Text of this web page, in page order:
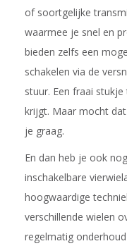
of soortgelijke
waarmee je snel en
bieden zelfs een
schakelen via de
stuur. Een fraai
krijgt. Maar mocht
je graag.
En dan heb je ook
inschakelbare
hoogwaardige
verschillende wielen
regelmatig